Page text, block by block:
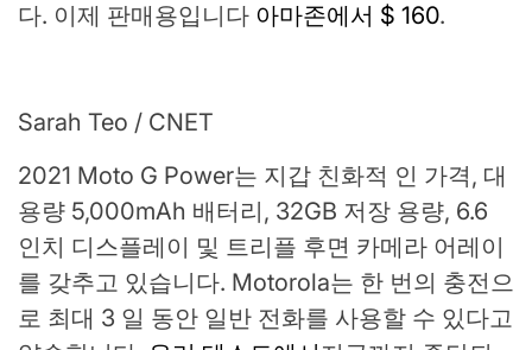
다. 이제 판매용입니다 아마존에서 $ 160.
Sarah Teo / CNET
2021 Moto G Power는 지갑 친화적 인 가격, 대
용량 5,000mAh 배터리, 32GB 저장 용량, 6.6
인치 디스플레이 및 트리플 후면 카메라 어레이
를 갖추고 있습니다. Motorola는 한 번의 충전으
로 최대 3 일 동안 일반 전화를 사용할 수 있다고